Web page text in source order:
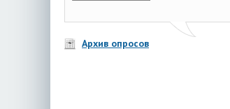
Архив опросов